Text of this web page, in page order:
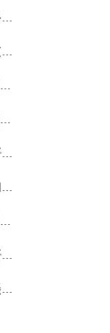
2024年生活感悟格言摘录78条
2024年有关经典文艺句子集合36句
唯美励志的语录摘录83句
简单的爱情唯美句子集合40句
2024年简短的美好的早安祝福语微信大汇总25句
2021年流行爱情句子集锦48条
简短的早安励志的语录锦集43句
2024年实用的美好的早安祝福语摘录31条
【推荐】2024年美好的早安QQ祝福语大集合58句